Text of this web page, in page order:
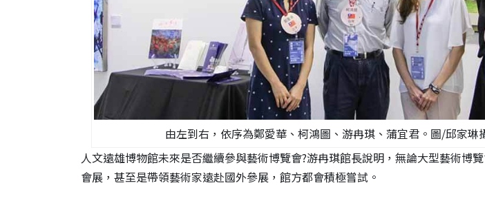
由左到右，依序為鄭愛華、柯鴻圖、游冉琪、蒲宜君。圖/邱家琳
人文遠雄博物館未來是否繼續參與藝術博覽會?游冉琪館長說明，無論大型藝術博
會展，甚至是帶領藝術家遠赴國外參展，館方都會積極嘗試。